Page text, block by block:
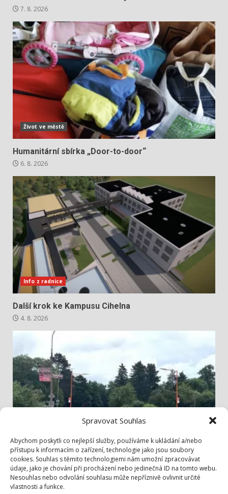
Spravovat Souhlas
Abychom poskytli co nejlepší služby, používáme k ukládání a/nebo
přístupu k informacím o zařízení, technologie jako jsou soubory
cookies. Souhlas s těmito technologiemi nám umožní zpracovávat
údaje, jako je chování při procházení nebo jedinečná ID na tomto webu.
Nesouhlas nebo odvolání souhlasu může nepříznivě ovlivnit určité
vlastnosti a funkce.
7. 8. 2026
Život ve městě
Humanitární sbírka „Door-to-door“
6. 8. 2026
Info z radnice
Další krok ke Kampusu Cihelna
4. 8. 2026
Bezpečněji přes Lidickou
3. 8. 2026